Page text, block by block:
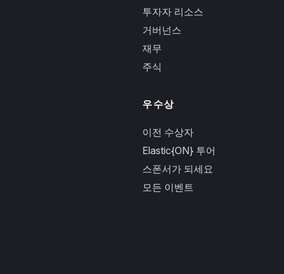
투자자 리소스
거버넌스
재무
주식
우수상
이전 수상자
Elastic{ON} 투어
스폰서가 되세요
모든 이벤트